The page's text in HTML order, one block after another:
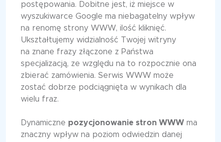
postępowania. Dobitne jest, iż miejsce w
wyszukiwarce Google ma niebagatelny wpływ
na renomę strony WWW, ilość kliknięć.
Ukształtujemy widzialność Twojej witryny
na znane frazy złączone z Państwa
specjalizacją, ze względu na to rozpocznie ona
zbierać zamówienia. Serwis WWW może
zostać dobrze podciągnięta w wynikach dla
wielu fraz.
Dynamiczne pozycjonowanie stron WWW ma
znaczny wpływ na poziom odwiedzin danej